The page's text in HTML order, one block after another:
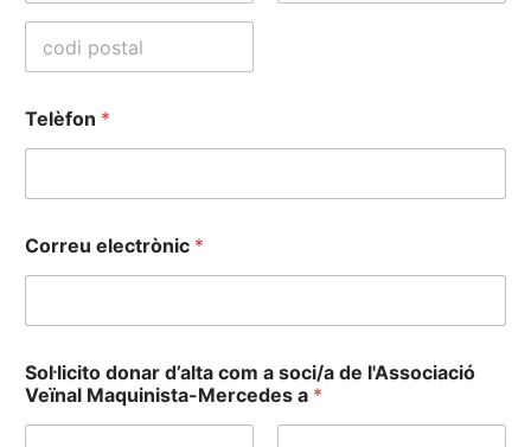
Telèfon *
Correu electrònic *
Sol·licito donar d’alta com a soci/a de l'Associació
Veïnal Maquinista-Mercedes a *